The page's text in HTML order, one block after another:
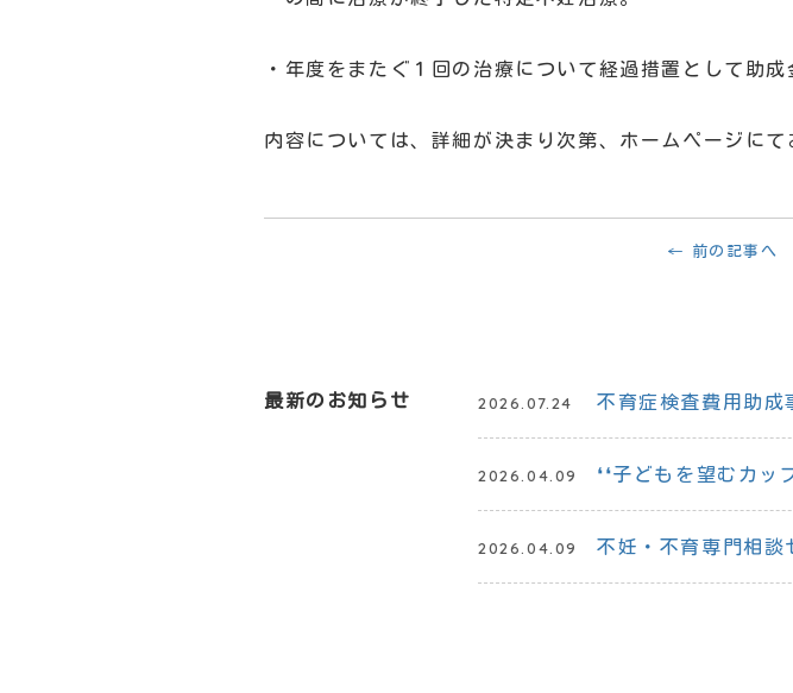
・年度をまたぐ１回の治療について経過措置として助成
内容については、詳細が決まり次第、ホームページにて
← 前の記事へ
最新のお知らせ 2026.07.24 不育症検査費用助成
2026.04.09 ❛❛子どもを望むカッ
2026.04.09 不妊・不育専門相